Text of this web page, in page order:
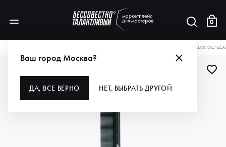
0
Ваш город Москва?
ДА, ВСЕ ВЕРНО НЕТ, ВЫБРАТЬ ДРУГОЙ
JAGUAR